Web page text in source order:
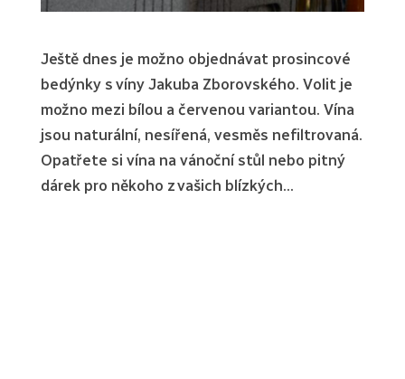
Ještě dnes je možno objednávat prosincové
bedýnky s víny Jakuba Zborovského. Volit je
možno mezi bílou a červenou variantou. Vína
jsou naturální, nesířená, vesměs nefiltrovaná.
Opatřete si vína na vánoční stůl nebo pitný
dárek pro někoho z vašich blízkých…